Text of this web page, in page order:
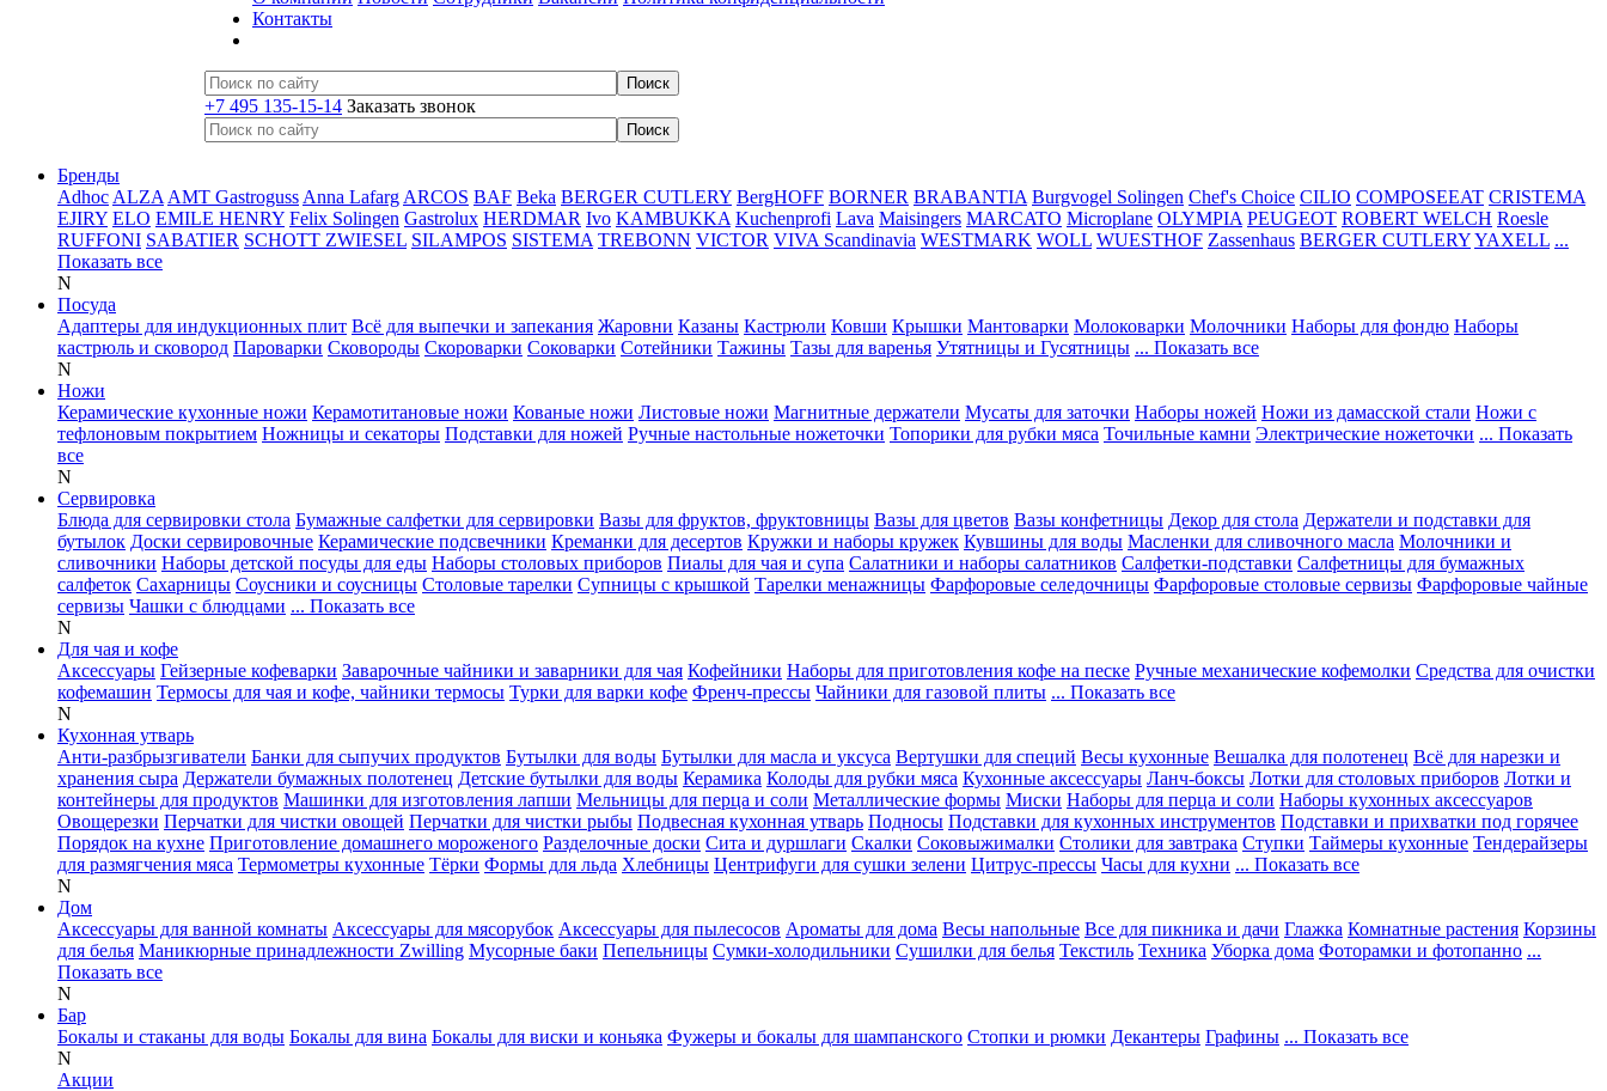
Контакты
+7 495 135-15-14 Заказать звонок
Бренды
Adhoc ALZA AMT Gastroguss Anna Lafarg ARCOS BAF Beka BERGER CUTLERY BergHOFF BORNER BRABANTIA Burgvogel Solingen Chef's Choice CILIO COMPOSEEAT CRISTEMA
EJIRY ELO EMILE HENRY Felix Solingen Gastrolux HERDMAR Ivo KAMBUKKA Kuchenprofi Lava Maisingers MARCATO Microplane OLYMPIA PEUGEOT ROBERT WELCH Roesle
RUFFONI SABATIER SCHOTT ZWIESEL SILAMPOS SISTEMA TREBONN VICTOR VIVA Scandinavia WESTMARK WOLL WUESTHOF Zassenhaus BERGER CUTLERYYAXELL ...
Показать все
N
Посуда
Адаптеры для индукционных плит Всё для выпечки и запекания Жаровни Казаны Кастрюли Ковши Крышки Мантоварки Молоковарки Молочники Наборы для фондю Наборы
кастрюль и сковород Пароварки Сковороды Скороварки Соковарки Сотейники Тажины Тазы для варенья Утятницы и Гусятницы ... Показать все
N
Ножи
Керамические кухонные ножи Керамотитановые ножи Кованые ножи Листовые ножи Магнитные держатели Мусаты для заточки Наборы ножей Ножи из дамасской стали Ножи с
тефлоновым покрытием Ножницы и секаторы Подставки для ножей Ручные настольные ножеточки Топорики для рубки мяса Точильные камни Электрические ножеточки ... Показать
все
N
Сервировка
Блюда для сервировки стола Бумажные салфетки для сервировки Вазы для фруктов, фруктовницы Вазы для цветов Вазы конфетницы Декор для стола Держатели и подставки для
бутылок Доски сервировочные Керамические подсвечники Креманки для десертов Кружки и наборы кружек Кувшины для воды Масленки для сливочного масла Молочники и
сливочники Наборы детской посуды для еды Наборы столовых приборов Пиалы для чая и супа Салатники и наборы салатников Салфетки-подставки Салфетницы для бумажных
салфеток Сахарницы Соусники и соусницы Столовые тарелки Супницы с крышкой Тарелки менажницы Фарфоровые селедочницы Фарфоровые столовые сервизы Фарфоровые чайные
сервизы Чашки с блюдцами ... Показать все
N
Для чая и кофе
Аксессуары Гейзерные кофеварки Заварочные чайники и заварники для чая Кофейники Наборы для приготовления кофе на песке Ручные механические кофемолки Средства для очистки
кофемашин Термосы для чая и кофе, чайники термосы Турки для варки кофе Френч-прессы Чайники для газовой плиты ... Показать все
N
Кухонная утварь
Анти-разбрызгиватели Банки для сыпучих продуктов Бутылки для воды Бутылки для масла и уксуса Вертушки для специй Весы кухонные Вешалка для полотенец Всё для нарезки и
хранения сыра Держатели бумажных полотенец Детские бутылки для воды Керамика Колоды для рубки мяса Кухонные аксессуары Ланч-боксы Лотки для столовых приборов Лотки и
контейнеры для продуктов Машинки для изготовления лапши Мельницы для перца и соли Металлические формы Миски Наборы для перца и соли Наборы кухонных аксессуаров
Овощерезки Перчатки для чистки овощей Перчатки для чистки рыбы Подвесная кухонная утварь Подносы Подставки для кухонных инструментов Подставки и прихватки под горячее
Порядок на кухне Приготовление домашнего мороженого Разделочные доски Сита и дуршлаги Скалки Соковыжималки Столики для завтрака Ступки Таймеры кухонные Тендерайзеры
для размягчения мяса Термометры кухонные Тёрки Формы для льда Хлебницы Центрифуги для сушки зелени Цитрус-прессы Часы для кухни ... Показать все
N
Дом
Аксессуары для ванной комнаты Аксессуары для мясорубок Аксессуары для пылесосов Ароматы для дома Весы напольные Все для пикника и дачи Глажка Комнатные растения Корзины
для белья Маникюрные принадлежности Zwilling Мусорные баки Пепельницы Сумки-холодильники Сушилки для белья Текстиль Техника Уборка дома Фоторамки и фотопанно ...
Показать все
N
Бар
Бокалы и стаканы для воды Бокалы для вина Бокалы для виски и коньяка Фужеры и бокалы для шампанского Стопки и рюмки Декантеры Графины ... Показать все
N
Акции